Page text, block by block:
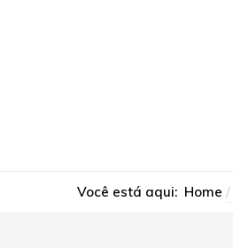
Você está aqui: Home